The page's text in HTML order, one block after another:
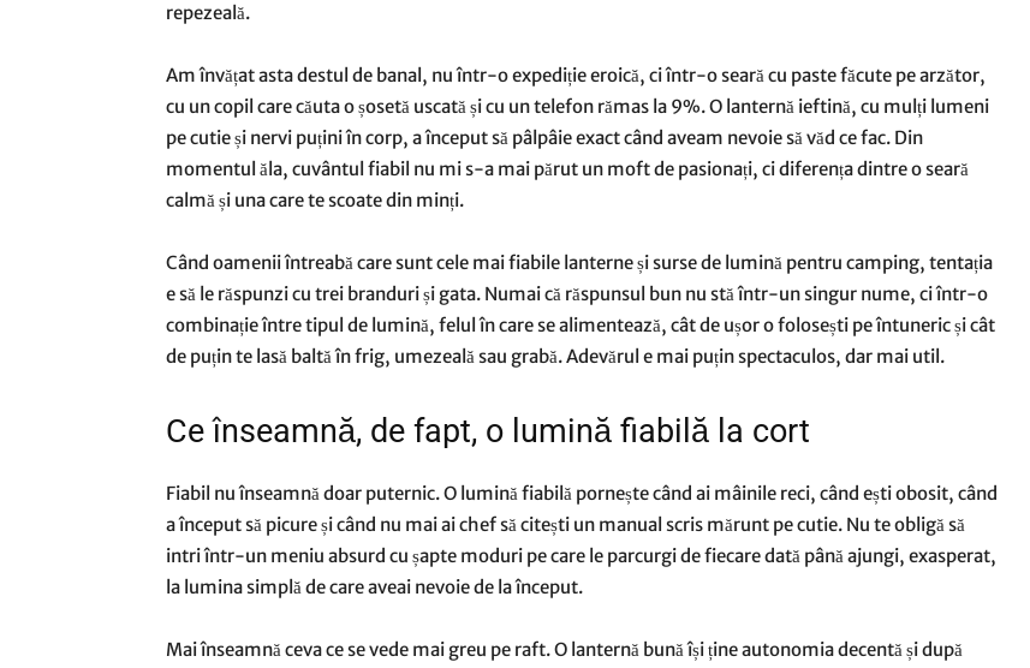
repezeală.
Am învățat asta destul de banal, nu într-o expediție eroică, ci într-o seară cu paste făcute pe arzător,
cu un copil care căuta o șosetă uscată și cu un telefon rămas la 9%. O lanternă ieftină, cu mulți lumeni
pe cutie și nervi puțini în corp, a început să pâlpâie exact când aveam nevoie să văd ce fac. Din
momentul ăla, cuvântul fiabil nu mi s-a mai părut un moft de pasionați, ci diferența dintre o seară
calmă și una care te scoate din minți.
Când oamenii întreabă care sunt cele mai fiabile lanterne și surse de lumină pentru camping, tentația
e să le răspunzi cu trei branduri și gata. Numai că răspunsul bun nu stă într-un singur nume, ci într-o
combinație între tipul de lumină, felul în care se alimentează, cât de ușor o folosești pe întuneric și cât
de puțin te lasă baltă în frig, umezeală sau grabă. Adevărul e mai puțin spectaculos, dar mai util.
Ce înseamnă, de fapt, o lumină fiabilă la cort
Fiabil nu înseamnă doar puternic. O lumină fiabilă pornește când ai mâinile reci, când ești obosit, când
a început să picure și când nu mai ai chef să citești un manual scris mărunt pe cutie. Nu te obligă să
intri într-un meniu absurd cu șapte moduri pe care le parcurgi de fiecare dată până ajungi, exasperat,
la lumina simplă de care aveai nevoie de la început.
Mai înseamnă ceva ce se vede mai greu pe raft. O lanternă bună își ține autonomia decentă și după